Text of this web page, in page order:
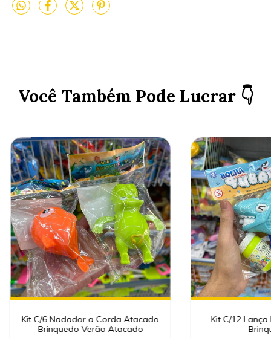
Você Também Pode Lucrar 👇
Kit C/6 Nadador a Corda Atacado
Brinquedo Verão Atacado
Kit C/12